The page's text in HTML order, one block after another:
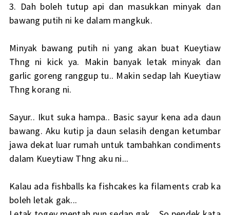
3. Dah boleh tutup api dan masukkan minyak dan
bawang putih ni ke dalam mangkuk.
Minyak bawang putih ni yang akan buat Kueytiaw
Thng ni kick ya. Makin banyak letak minyak dan
garlic goreng ranggup tu.. Makin sedap lah Kueytiaw
Thng korang ni.
Sayur.. Ikut suka hampa.. Basic sayur kena ada daun
bawang. Aku kutip ja daun selasih dengan ketumbar
jawa dekat luar rumah untuk tambahkan condiments
dalam Kueytiaw Thng aku ni...
Kalau ada fishballs ka fishcakes ka filaments crab ka
boleh letak gak...